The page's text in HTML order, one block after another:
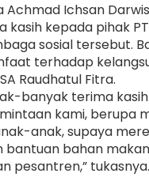
Achmad Ichsan
kepada pihak
sosial tersebut.
terhadap
Raudhatul Fitra.
banyak terima
kami, berupa
anak, supaya
bantuan bahan
pesantren,”